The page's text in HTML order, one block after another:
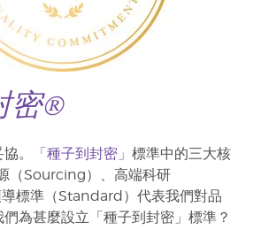
密®
。 「種子到封密」 標準中的三大核
（Sourcing）、高端科研
導標準（Standard）代表我們對品
為甚麼設立「種子到封密」標準？